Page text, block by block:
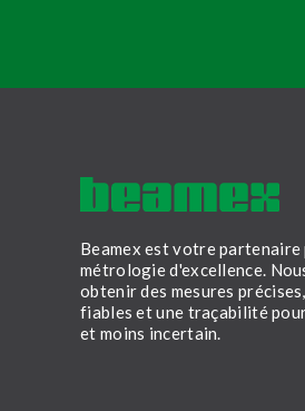
Beamex est votre partenaire
métrologie d'excellence.
obtenir des mesures
fiables et une traçabilité
et moins incertain.